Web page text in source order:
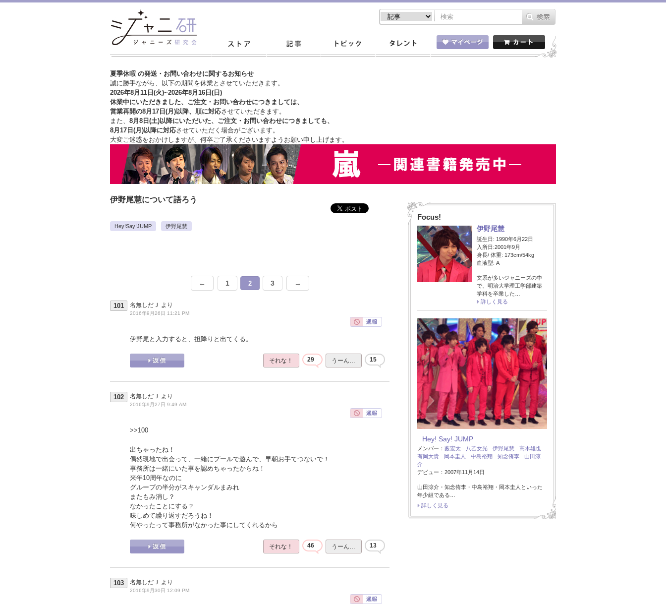
夏季休暇 の発送・お問い合わせに関するお知らせ
誠に勝手ながら、以下の期間を休業とさせていただきます。
2026年8月11日(火)~2026年8月16日(日)
休業中にいただきました、ご注文・お問い合わせにつきましては、
営業再開の8月17日(月)以降、順に対応させていただきます。
また、 8月8日(土)以降にいただいた、ご注文・ お問い合わせにつきましても、
8月17日(月)以降に対応させていただく場合がございます。
大変ご迷惑をおかけしますが、 何卒ご了承くださいますようお願い申し上げます。
伊野尾慧について語ろう
Hey!Say!JUMP 伊野尾慧
← 1 2 3 →
101 名無しだＪ より
2016年9月26日 11:21 PM
伊野尾と入力すると、担降りと出てくる。
それな！ 29 うーん… 15
102 名無しだＪ より
2016年9月27日 9:49 AM
>>100
出ちゃったね！
偶然現地で出会って、一緒にプールで遊んで、早朝お手てつないで！
事務所は一緒にいた事を認めちゃったからね！
来年10周年なのに
グループの半分がスキャンダルまみれ
またもみ消し？
なかったことにする？
味しめて繰り返すだろうね！
何やったって事務所がなかった事にしてくれるから
それな！ 46 うーん… 13
103 名無しだＪ より
2016年9月30日 12:09 PM
Focus!
伊野尾慧
誕生日: 1990年6月22日
入所日:2001年9月
身長/ 体重: 173cm/54kg
血液型: A
文系が多いジャニーズの中
で、明治大学理工学部建築
学科を卒業した…
詳しく見る
Hey! Say! JUMP
メンバー： 薮宏太 八乙女光 伊野尾慧
高木雄也
有岡大貴
岡本圭人 中島裕翔 知念侑李
山田涼
介
デビュー：2007年11月14日
山田涼介・知念侑李・中島裕翔・岡本圭人といった
年少組である…
詳しく見る